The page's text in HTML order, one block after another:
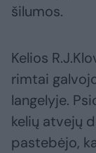
šilumos.
Kelios
rimtai
langelyje.
kelių atvejų
pastebėjo,